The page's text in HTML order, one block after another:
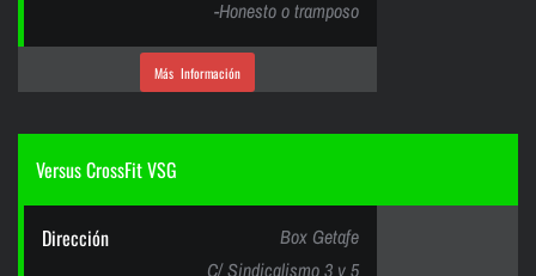
-Honesto o tramposo
Más Información
Versus CrossFit VSG
Dirección
Box Getafe
C/ Sindicalismo 3 y 5